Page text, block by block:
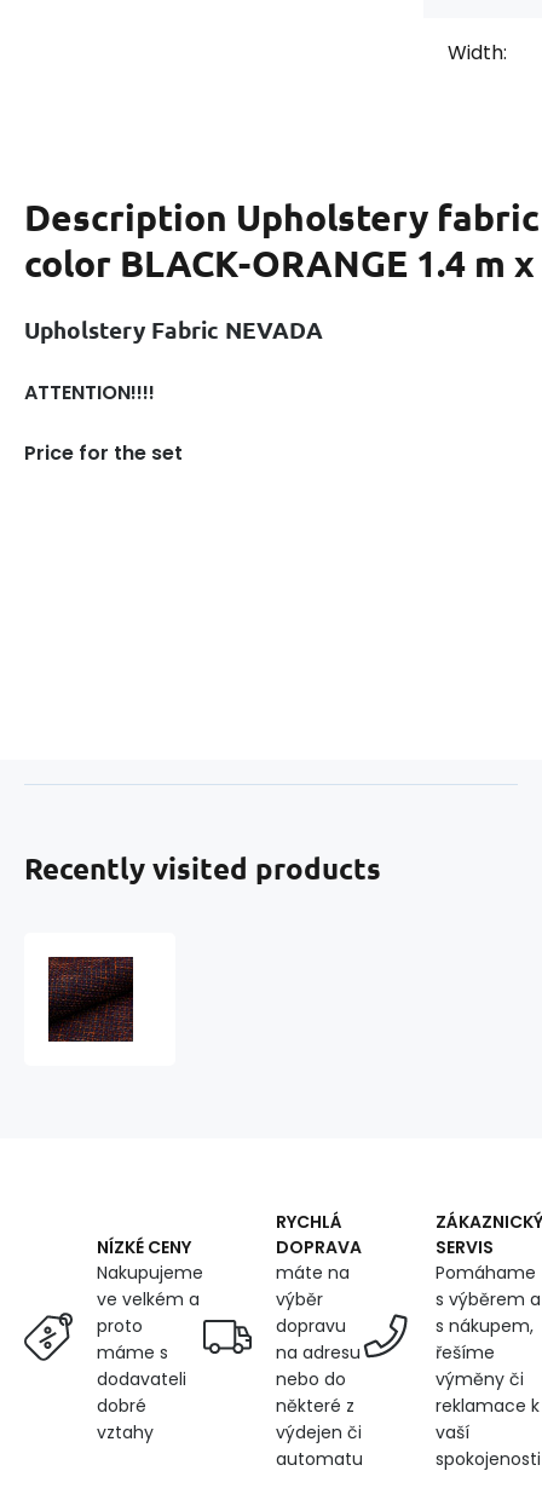
Width:
Description Upholstery fabric
color BLACK-ORANGE 1.4 m
Upholstery Fabric NEVADA
ATTENTION!!!!
Price for the set
Recently visited products
NÍZKÉ CENY
Nakupujeme
ve velkém a
proto
máme s
dodavateli
dobré
vztahy
RYCHLÁ
DOPRAVA
máte na
výběr
dopravu
na adresu
nebo do
některé z
výdejen či
automatu
ZÁKAZNICKÝ
SERVIS
Pomáhame
s výběrem a
s nákupem,
řešíme
výměny či
reklamace k
vaší
spokojenosti